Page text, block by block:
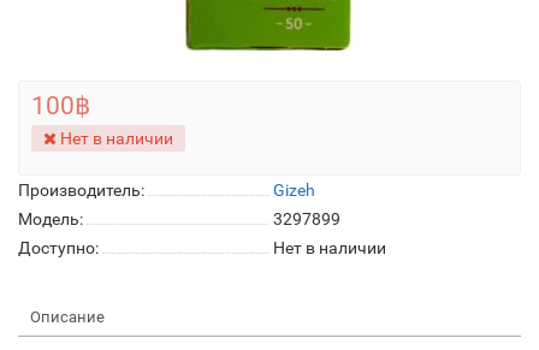
Производитель:
Gizeh
Модель:
3297899
Доступно:
Нет в наличии
100฿
Нет в наличии
Описание